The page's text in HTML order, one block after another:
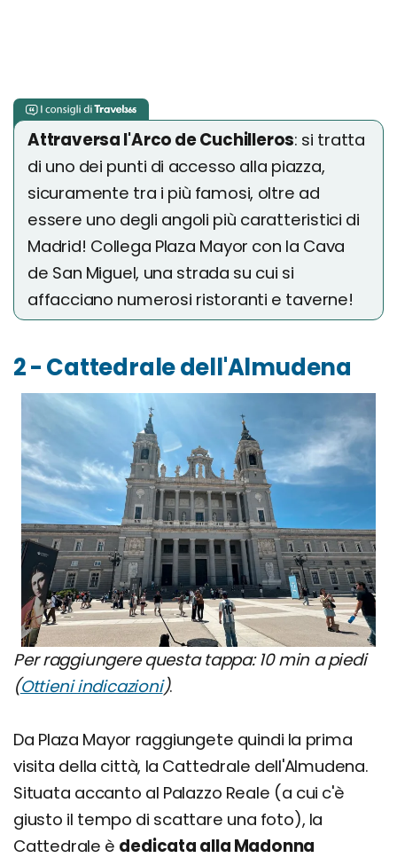
Attraversa l'Arco de Cuchilleros: si tratta
di uno dei punti di accesso alla piazza,
sicuramente tra i più famosi, oltre ad
essere uno degli angoli più caratteristici di
Madrid! Collega Plaza Mayor con la Cava
de San Miguel, una strada su cui si
affacciano numerosi ristoranti e taverne!
2 - Cattedrale dell'Almudena
Per raggiungere questa tappa: 10 min a piedi
(Ottieni indicazioni).
Da Plaza Mayor raggiungete quindi la prima
visita della città, la Cattedrale dell'Almudena.
Situata accanto al Palazzo Reale (a cui c'è
giusto il tempo di scattare una foto), la
Cattedrale è dedicata alla Madonna